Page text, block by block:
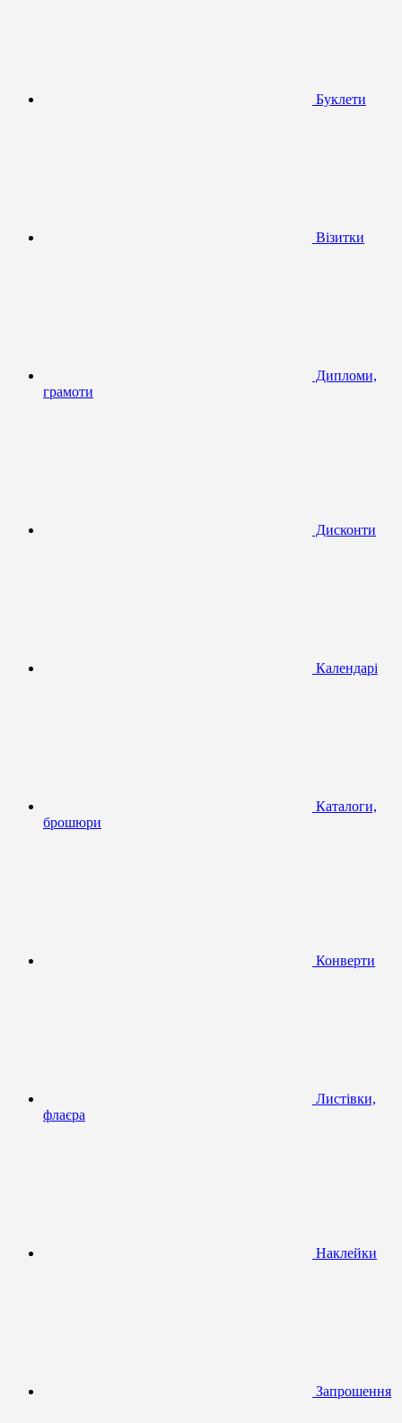
Буклети
Візитки
Дипломи,
грамоти
Дисконти
Календарі
Каталоги,
брошюри
Конверти
Листівки,
флаєра
Наклейки
Запрошення